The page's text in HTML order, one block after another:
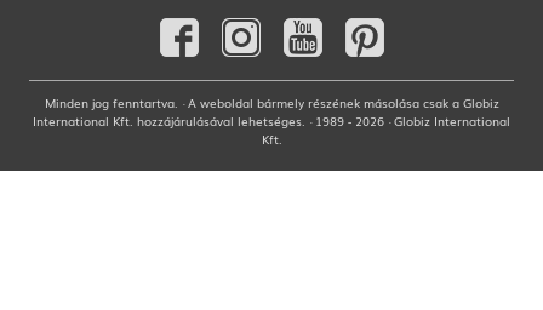
Minden jog fenntartva. · A weboldal bármely részének másolása csak a Globiz
International Kft. hozzájárulásával lehetséges. · 1989 - 2026 · Globiz International
Kft.